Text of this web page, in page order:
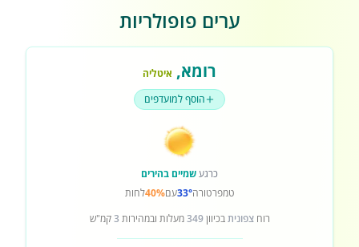
ערים פופולריות
רומא, איטליה
הוסף למועדפים
כרגעשמיים בהירים
טמפרטורה33°עם40%לחות
רוחצפוניתבכיוון349מעלות ובמהירות 3קמ"ש